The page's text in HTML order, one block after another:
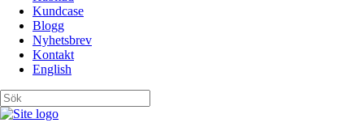
Kundcase
Blogg
Nyhetsbrev
Kontakt
English